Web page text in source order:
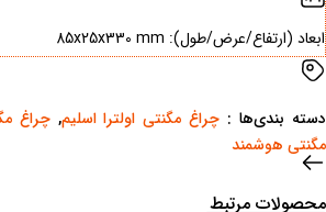
ابعاد (ارتفاع/عرض/طول): ‌85x25x330 mm
دسته بندی‌ها : ‌ چراغ مگنتی اولترا اسلیم,چراغ
مگنتی هوشمند
محصولات مرتبط